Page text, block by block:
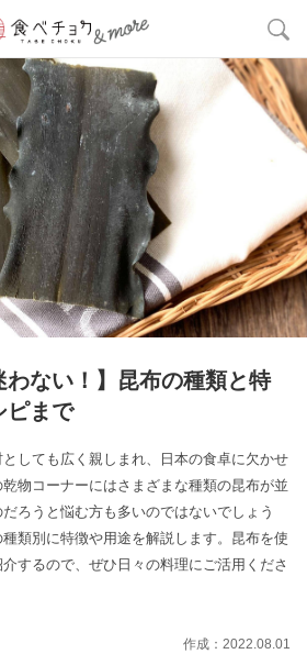
わない！】昆布の種類と特
ピまで
しても広く親しまれ、日本の食卓に欠かせ
物コーナーにはさまざまな種類の昆布が並
ろうと悩む方も多いのではないでしょう
類別に特徴や用途を解説します。昆布を使
するので、ぜひ日々の料理にご活用くださ
作成：2022.08.01